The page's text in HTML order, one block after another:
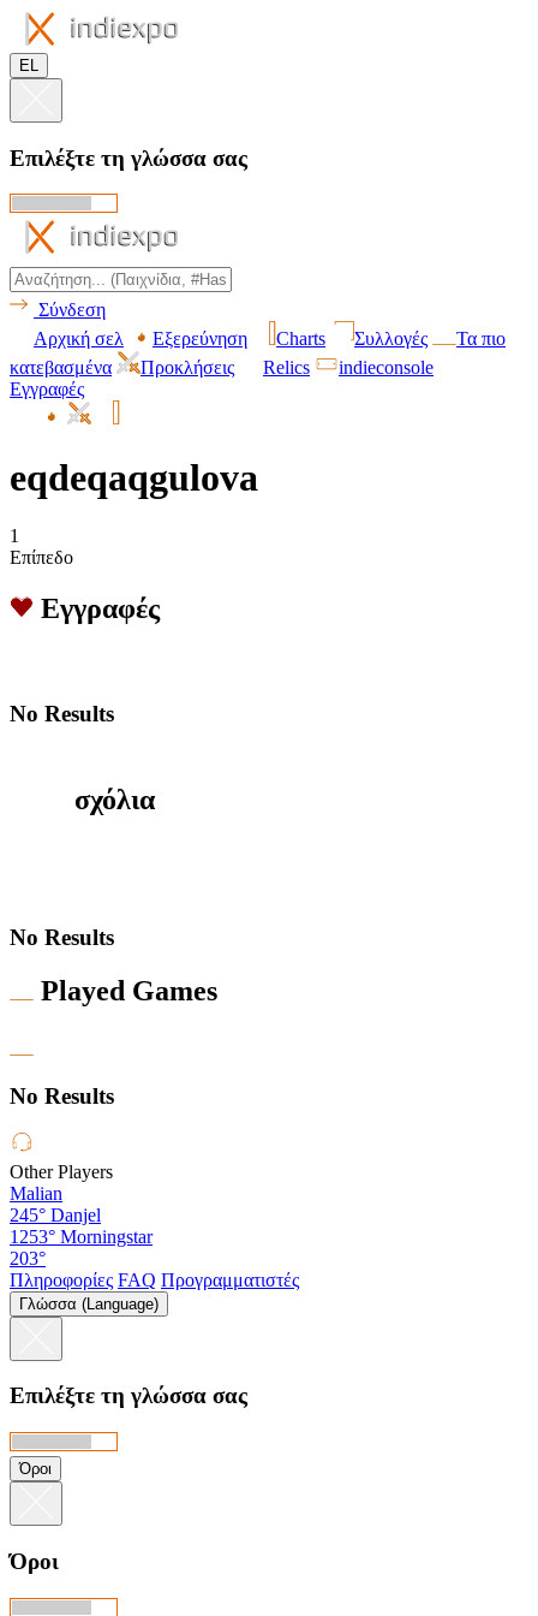
EL
Επιλέξτε τη γλώσσα σας
Σύνδεση
Αρχική σελ
Εξερεύνηση Charts Συλλογές
Τα πιο
κατεβασμένα
Προκλήσεις Relics
indieconsole
Εγγραφές
eqdeqaqgulova
1
Επίπεδο
Εγγραφές
No Results
σχόλια
No Results
Played Games
No Results
Other Players
Malian
245° Danjel
1253° Morningstar
203°
Πληροφορίες FAQ Προγραμματιστές
Γλώσσα (Language)
Επιλέξτε τη γλώσσα σας
Όροι
Όροι